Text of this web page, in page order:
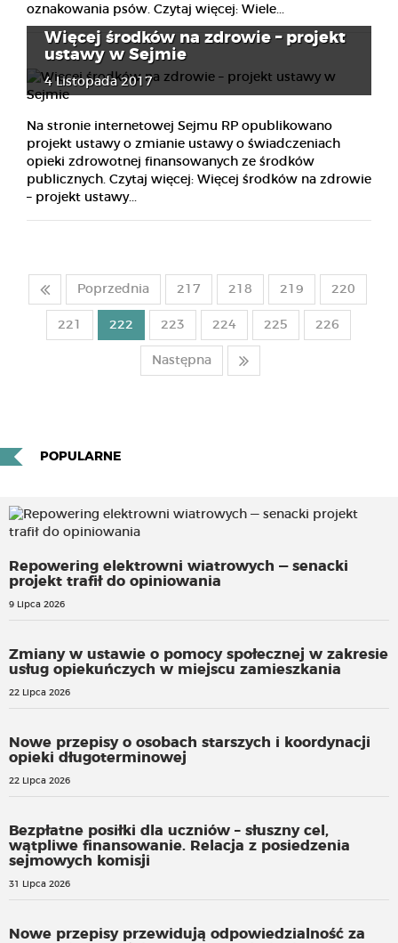
oznakowania psów. Czytaj więcej: Wiele...
Więcej środków na zdrowie – projekt
ustawy w Sejmie
4 Listopada 2017
Na stronie internetowej Sejmu RP opublikowano
projekt ustawy o zmianie ustawy o świadczeniach
opieki zdrowotnej finansowanych ze środków
publicznych. Czytaj więcej: Więcej środków na zdrowie
– projekt ustawy...
Poprzednia 217 218 219 220
221 222 223 224 225 226
Następna
POPULARNE
Repowering elektrowni wiatrowych — senacki
projekt trafił do opiniowania
9 Lipca 2026
Zmiany w ustawie o pomocy społecznej w zakresie
usług opiekuńczych w miejscu zamieszkania
22 Lipca 2026
Nowe przepisy o osobach starszych i koordynacji
opieki długoterminowej
22 Lipca 2026
Bezpłatne posiłki dla uczniów – słuszny cel,
wątpliwe finansowanie. Relacja z posiedzenia
sejmowych komisji
31 Lipca 2026
Nowe przepisy przewidują odpowiedzialność za